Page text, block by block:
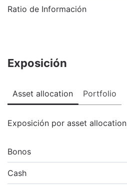
Ratio de Información
Exposición
Asset allocation Portfolio
Exposición por asset allocation
Bonos
Cash